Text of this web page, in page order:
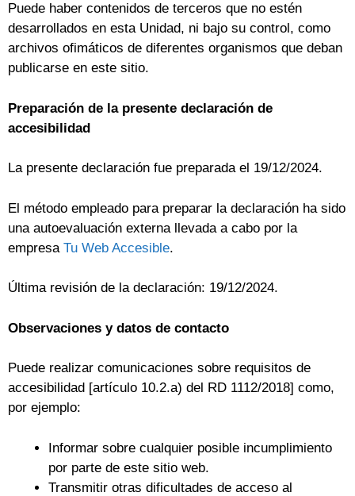
Puede haber contenidos de terceros que no estén
desarrollados en esta Unidad, ni bajo su control, como
archivos ofimáticos de diferentes organismos que deban
publicarse en este sitio.
Preparación de la presente declaración de
accesibilidad
La presente declaración fue preparada el 19/12/2024.
El método empleado para preparar la declaración ha sido
una autoevaluación externa llevada a cabo por la
empresa Tu Web Accesible.
Última revisión de la declaración: 19/12/2024.
Observaciones y datos de contacto
Puede realizar comunicaciones sobre requisitos de
accesibilidad [artículo 10.2.a) del RD 1112/2018] como,
por ejemplo:
Informar sobre cualquier posible incumplimiento
por parte de este sitio web.
Transmitir otras dificultades de acceso al